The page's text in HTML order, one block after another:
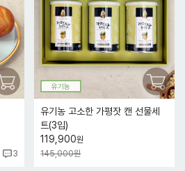
3
유기농
유기농 고소한 가평잣 캔 선물세
트(3입)
119,900원
145,000원